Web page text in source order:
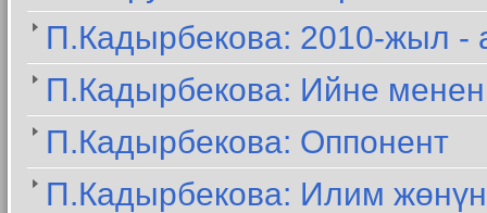
П.Кадырбекова: 2010-жыл -
П.Кадырбекова: Ийне менен
П.Кадырбекова: Оппонент
П.Кадырбекова: Илим